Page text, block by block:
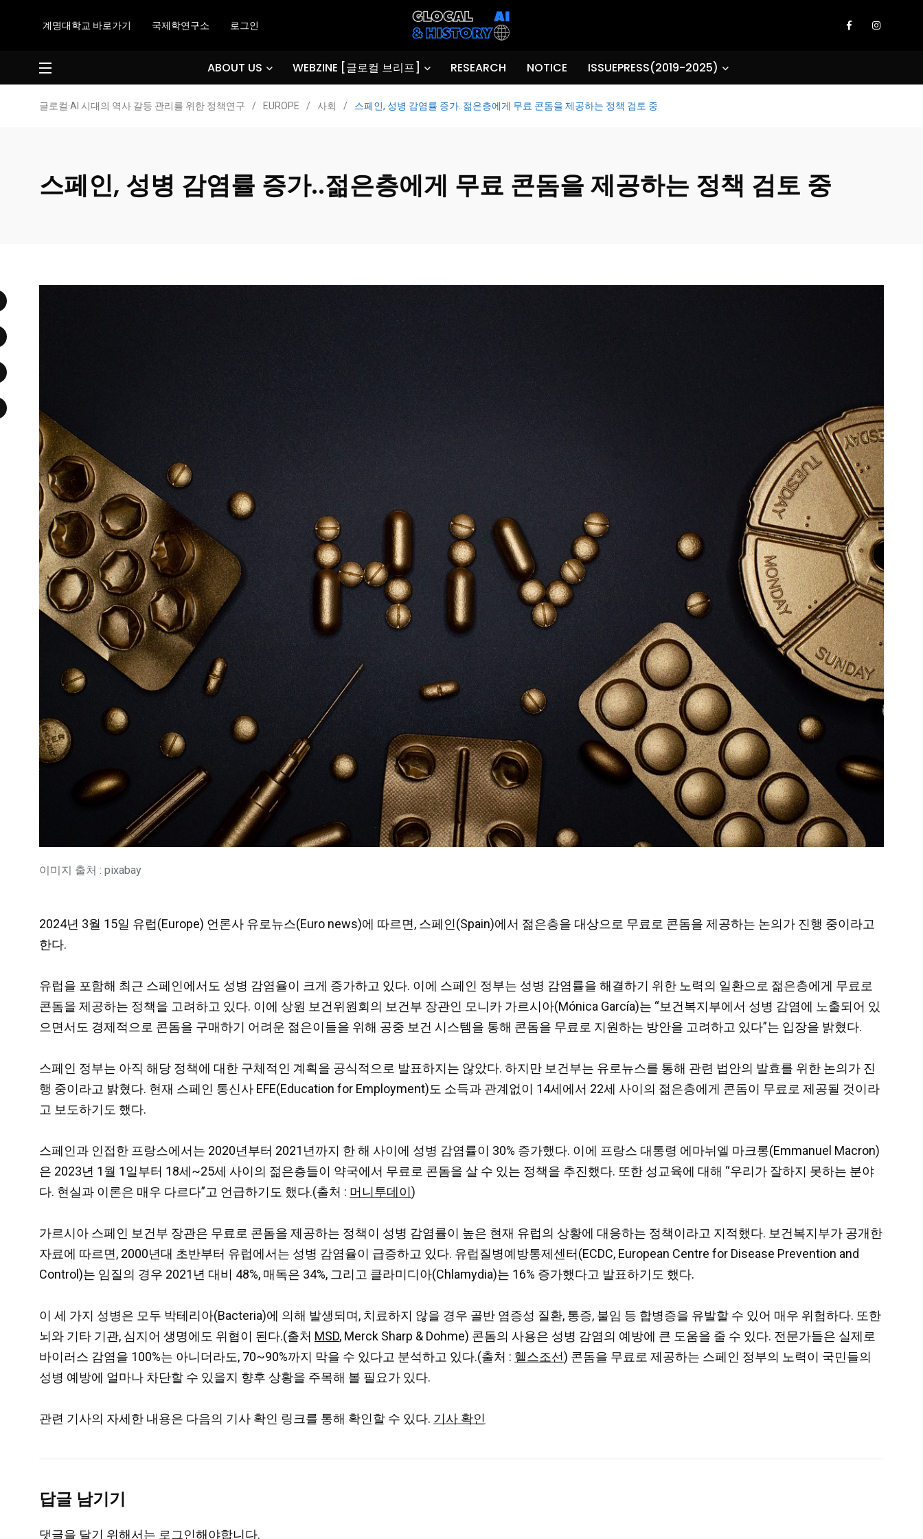
계명대학교 바로가기 국제학연구소 로그인
ABOUT US WEBZINE [글로컬 브리프] RESEARCH NOTICE ISSUEPRESS(2019-2025)
글로컬·AI 시대의 역사 갈등 관리를 위한 정책연구 / EUROPE / 사회 / 스페인, 성병 감염률 증가..젊은층에게 무료 콘돔을 제공하는 정책 검토 중
스페인, 성병 감염률 증가..젊은층에게 무료 콘돔을 제공하는 정책 검토 중
이미지 출처 : pixabay
2024년 3월 15일 유럽(Europe) 언론사 유로뉴스(Euro news)에 따르면, 스페인(Spain)에서 젊은층을 대상으로 무료로 콘돔을 제공하는 논의가 진행 중이라고
한다.
유럽을 포함해 최근 스페인에서도 성병 감염율이 크게 증가하고 있다. 이에 스페인 정부는 성병 감염률을 해결하기 위한 노력의 일환으로 젊은층에게 무료로
콘돔을 제공하는 정책을 고려하고 있다. 이에 상원 보건위원회의 보건부 장관인 모니카 가르시아(Mónica García)는 “보건복지부에서 성병 감염에 노출되어 있
으면서도 경제적으로 콘돔을 구매하기 어려운 젊은이들을 위해 공중 보건 시스템을 통해 콘돔을 무료로 지원하는 방안을 고려하고 있다”는 입장을 밝혔다.
스페인 정부는 아직 해당 정책에 대한 구체적인 계획을 공식적으로 발표하지는 않았다. 하지만 보건부는 유로뉴스를 통해 관련 법안의 발효를 위한 논의가 진
행 중이라고 밝혔다. 현재 스페인 통신사 EFE(Education for Employment)도 소득과 관계없이 14세에서 22세 사이의 젊은층에게 콘돔이 무료로 제공될 것이라
고 보도하기도 했다.
스페인과 인접한 프랑스에서는 2020년부터 2021년까지 한 해 사이에 성병 감염률이 30% 증가했다. 이에 프랑스 대통령 에마뉘엘 마크롱(Emmanuel Macron)
은 2023년 1월 1일부터 18세~25세 사이의 젊은층들이 약국에서 무료로 콘돔을 살 수 있는 정책을 추진했다. 또한 성교육에 대해 “우리가 잘하지 못하는 분야
다. 현실과 이론은 매우 다르다”고 언급하기도 했다.(출처 : 머니투데이)
가르시아 스페인 보건부 장관은 무료로 콘돔을 제공하는 정책이 성병 감염률이 높은 현재 유럽의 상황에 대응하는 정책이라고 지적했다. 보건복지부가 공개한
자료에 따르면, 2000년대 초반부터 유럽에서는 성병 감염율이 급증하고 있다. 유럽질병예방통제센터(ECDC, European Centre for Disease Prevention and
Control)는 임질의 경우 2021년 대비 48%, 매독은 34%, 그리고 클라미디아(Chlamydia)는 16% 증가했다고 발표하기도 했다.
이 세 가지 성병은 모두 박테리아(Bacteria)에 의해 발생되며, 치료하지 않을 경우 골반 염증성 질환, 통증, 불임 등 합병증을 유발할 수 있어 매우 위험하다. 또한
뇌와 기타 기관, 심지어 생명에도 위협이 된다.(출처 MSD, Merck Sharp & Dohme) 콘돔의 사용은 성병 감염의 예방에 큰 도움을 줄 수 있다. 전문가들은 실제로
바이러스 감염을 100%는 아니더라도, 70~90%까지 막을 수 있다고 분석하고 있다.(출처 : 헬스조선) 콘돔을 무료로 제공하는 스페인 정부의 노력이 국민들의
성병 예방에 얼마나 차단할 수 있을지 향후 상황을 주목해 볼 필요가 있다.
관련 기사의 자세한 내용은 다음의 기사 확인 링크를 통해 확인할 수 있다. 기사 확인
답글 남기기
댓글을 달기 위해서는 로그인해야합니다.